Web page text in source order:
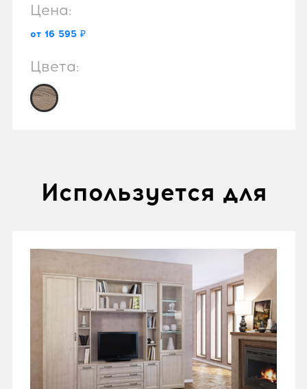
Цена:
от 16 595 ₽
Цвета:
Используется для